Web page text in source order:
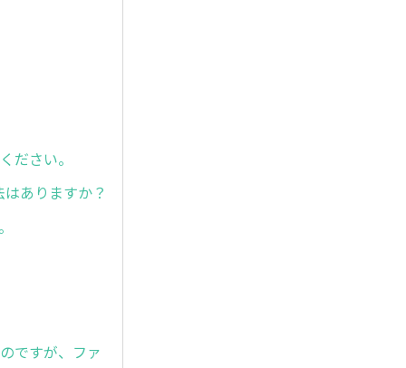
ださい。
ありますか？
ですが、ファ